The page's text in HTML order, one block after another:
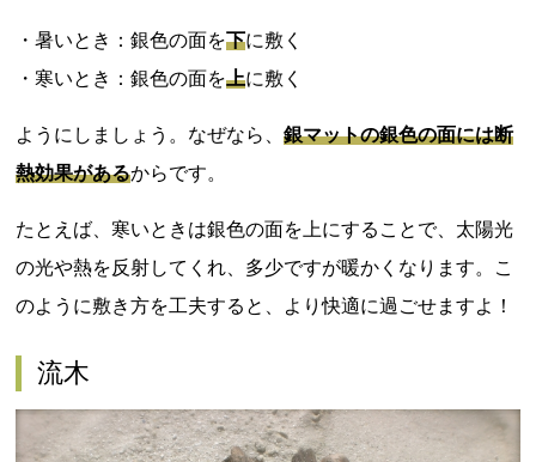
・暑いとき：銀色の面を下に敷く
・寒いとき：銀色の面を上に敷く
ようにしましょう。なぜなら、銀マットの銀色の面には断
熱効果があるからです。
たとえば、寒いときは銀色の面を上にすることで、太陽光
の光や熱を反射してくれ、多少ですが暖かくなります。こ
のように敷き方を工夫すると、より快適に過ごせますよ！
流木